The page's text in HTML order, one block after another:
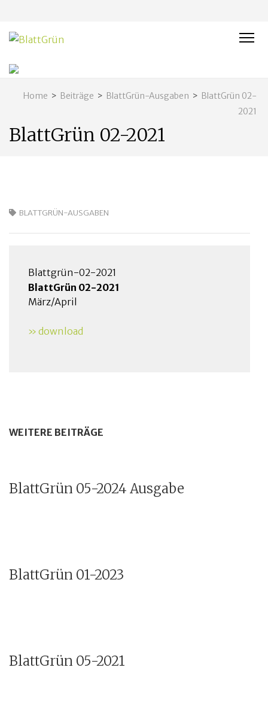
Home > Beiträge > BlattGrün-Ausgaben > BlattGrün 02-
2021
BlattGrün 02-2021
BLATTGRÜN-AUSGABEN
Blattgrün-02-2021
BlattGrün 02-2021
März/April
» download
WEITERE BEITRÄGE
BlattGrün 05-2024 Ausgabe
BlattGrün 01-2023
BlattGrün 05-2021